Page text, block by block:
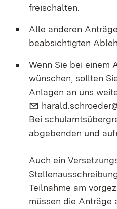
freischalten.
Alle anderen
beabsichtigten
Wenn Sie bei einem
wünschen, sollten
Anlagen an uns
E-Mail:
Bei
abgebenden und
Auch ein
Teilnahme am
müssen die Anträge